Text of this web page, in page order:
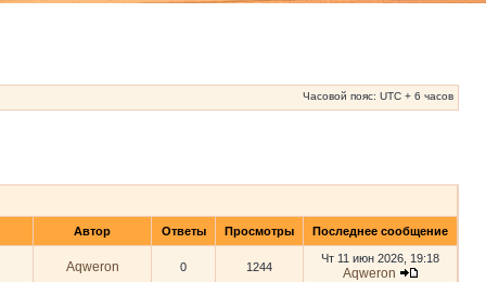
Часовой пояс: UTC + 6 часов
Автор Ответы Просмотры Последнее сообщение
Aqweron 0 1244
Чт 11 июн 2026, 19:18
Aqweron